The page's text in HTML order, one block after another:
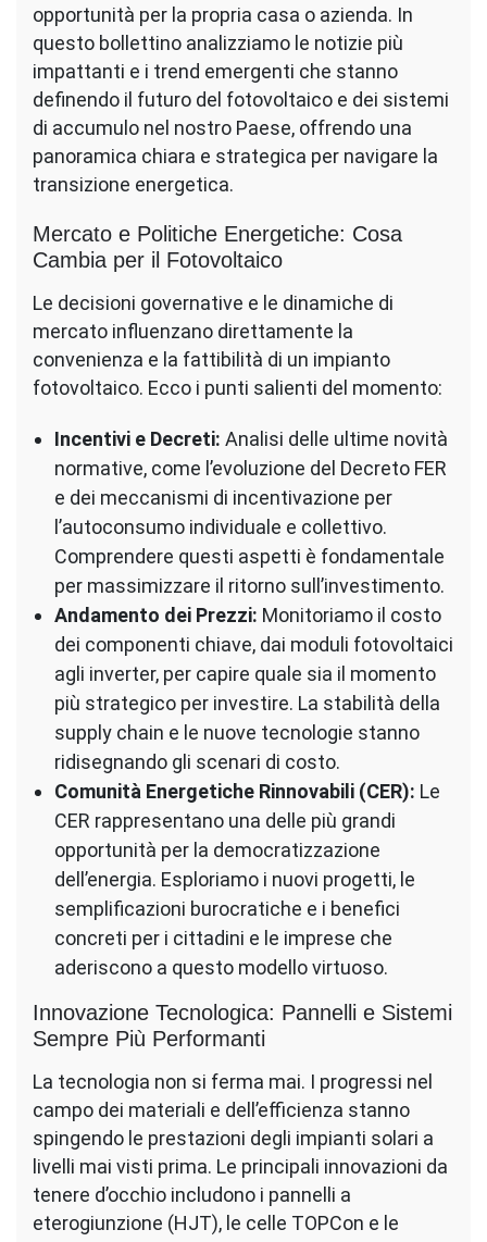
opportunità per la propria casa o azienda. In
questo bollettino analizziamo le notizie più
impattanti e i trend emergenti che stanno
definendo il futuro del fotovoltaico e dei sistemi
di accumulo nel nostro Paese, offrendo una
panoramica chiara e strategica per navigare la
transizione energetica.
Mercato e Politiche Energetiche: Cosa
Cambia per il Fotovoltaico
Le decisioni governative e le dinamiche di
mercato influenzano direttamente la
convenienza e la fattibilità di un impianto
fotovoltaico. Ecco i punti salienti del momento:
Incentivi e Decreti: Analisi delle ultime novità
normative, come l’evoluzione del Decreto FER
e dei meccanismi di incentivazione per
l’autoconsumo individuale e collettivo.
Comprendere questi aspetti è fondamentale
per massimizzare il ritorno sull’investimento.
Andamento dei Prezzi: Monitoriamo il costo
dei componenti chiave, dai moduli fotovoltaici
agli inverter, per capire quale sia il momento
più strategico per investire. La stabilità della
supply chain e le nuove tecnologie stanno
ridisegnando gli scenari di costo.
Comunità Energetiche Rinnovabili (CER): Le
CER rappresentano una delle più grandi
opportunità per la democratizzazione
dell’energia. Esploriamo i nuovi progetti, le
semplificazioni burocratiche e i benefici
concreti per i cittadini e le imprese che
aderiscono a questo modello virtuoso.
Innovazione Tecnologica: Pannelli e Sistemi
Sempre Più Performanti
La tecnologia non si ferma mai. I progressi nel
campo dei materiali e dell’efficienza stanno
spingendo le prestazioni degli impianti solari a
livelli mai visti prima. Le principali innovazioni da
tenere d’occhio includono i pannelli a
eterogiunzione (HJT), le celle TOPCon e le